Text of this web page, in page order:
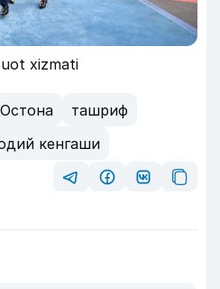
xizmati
Остона
ташриф
кенгаши